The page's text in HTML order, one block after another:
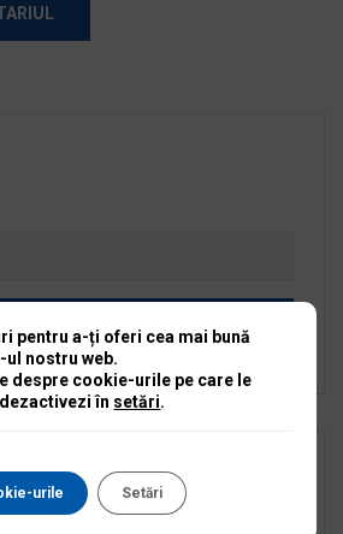
pentru a-ți oferi cea mai bună
ul nostru web.
despre cookie-urile pe care le
în setări.
urile Setări